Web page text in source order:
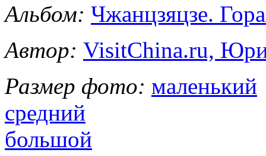
Альбом: Чжанцзяцзе.
Автор: VisitChina.ru,
Размер фото: маленький
средний
большой